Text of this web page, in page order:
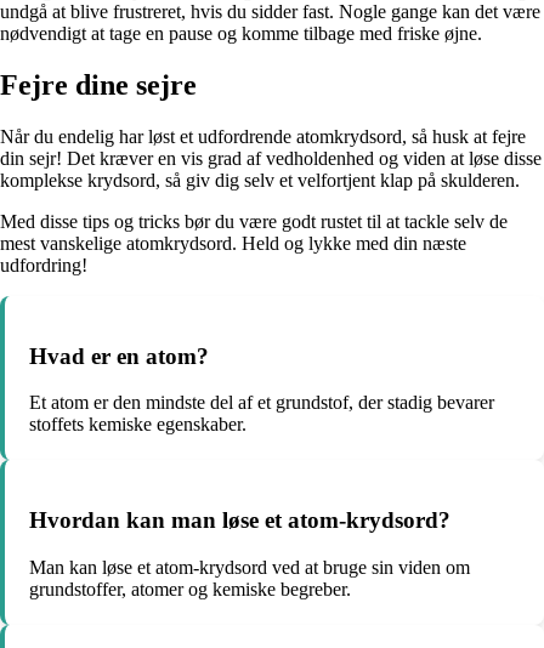
undgå at blive frustreret, hvis du sidder fast. Nogle gange kan det være
nødvendigt at tage en pause og komme tilbage med friske øjne.
Fejre dine sejre
Når du endelig har løst et udfordrende atomkrydsord, så husk at fejre
din sejr! Det kræver en vis grad af vedholdenhed og viden at løse disse
komplekse krydsord, så giv dig selv et velfortjent klap på skulderen.
Med disse tips og tricks bør du være godt rustet til at tackle selv de
mest vanskelige atomkrydsord. Held og lykke med din næste
udfordring!
Hvad er en atom?
Et atom er den mindste del af et grundstof, der stadig bevarer
stoffets kemiske egenskaber.
Hvordan kan man løse et atom-krydsord?
Man kan løse et atom-krydsord ved at bruge sin viden om
grundstoffer, atomer og kemiske begreber.